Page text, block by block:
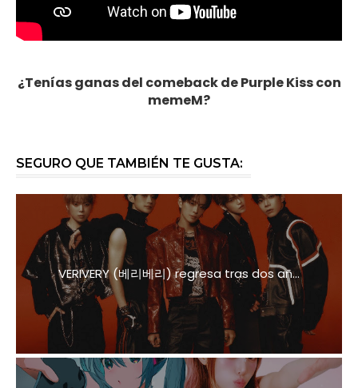
¿Tenías ganas del comeback de Purple Kiss con
memeM?
SEGURO QUE TAMBIÉN TE GUSTA:
VERIVERY (베리베리) regresa tras dos añ...